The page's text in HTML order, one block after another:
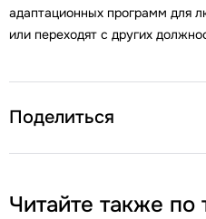
адаптационных программ для
или переходят с других
Поделиться
Читайте также по